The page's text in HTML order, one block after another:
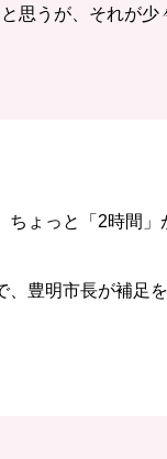
思うが、それが
ょっと「2時間」
豊明市長が補足